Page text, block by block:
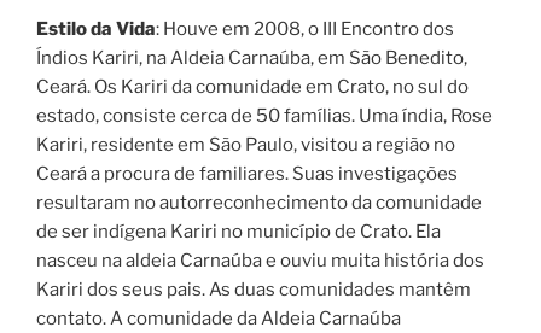
Estilo da Vida: Houve em 2008, o III Encontro dos
Índios Kariri, na Aldeia Carnaúba, em São Benedito,
Ceará. Os Kariri da comunidade em Crato, no sul do
estado, consiste cerca de 50 famílias. Uma índia, Rose
Kariri, residente em São Paulo, visitou a região no
Ceará a procura de familiares. Suas investigações
resultaram no autorreconhecimento da comunidade
de ser indígena Kariri no município de Crato. Ela
nasceu na aldeia Carnaúba e ouviu muita história dos
Kariri dos seus pais. As duas comunidades mantêm
contato. A comunidade da Aldeia Carnaúba